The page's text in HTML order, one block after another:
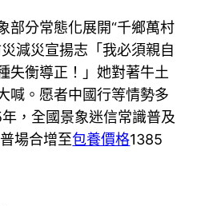
部分常態化展開“千鄉萬村
減災宣揚志「我必須親自
失衡導正！」她對著牛土
喊。愿者中國行等情勢多
，全國景象迷信常識普及
場合增至包養價格1385